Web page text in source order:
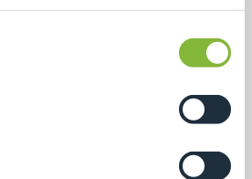
arra kérünk, hogy engedd meg
Természetesen
nem fogunk visszaélni ezzel
a döntésed ezzel
egyik sarkában elhelyezni.
és hely gazdaságos
íme, a megoldás.
. Ennek az
is létezik, hiszen amellett,
helyett, egy harmadik fal